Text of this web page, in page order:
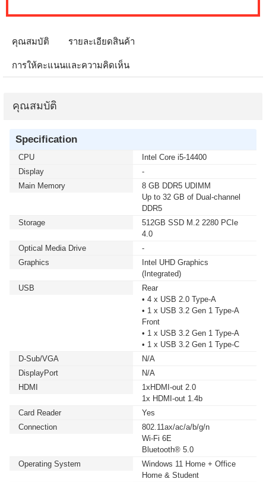
คุณสมบัติ รายละเอียดสินค้า
การให้คะแนนและความคิดเห็น
คุณสมบัติ
Specification
CPU
Intel Core i5-14400
Display
-
Main Memory
8 GB DDR5 UDIMM
Up to 32 GB of Dual-channel
DDR5
Storage
512GB SSD M.2 2280 PCIe
4.0
Optical Media Drive
-
Graphics
Intel UHD Graphics
(Integrated)
USB
Rear
• 4 x USB 2.0 Type-A
• 1 x USB 3.2 Gen 1 Type-A
Front
• 1 x USB 3.2 Gen 1 Type-A
• 1 x USB 3.2 Gen 1 Type-C
D-Sub/VGA
N/A
DisplayPort
N/A
HDMI
1xHDMI-out 2.0
1x HDMI-out 1.4b
Card Reader
Yes
Connection
802.11ax/ac/a/b/g/n
Wi-Fi 6E
Bluetooth® 5.0
Operating System
Windows 11 Home + Office
Home & Student